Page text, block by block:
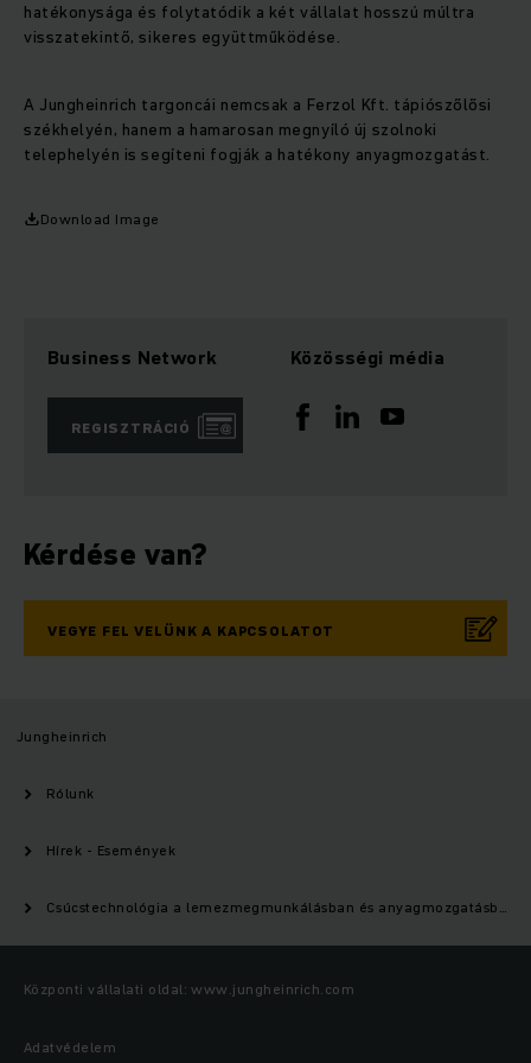
hatékonysága és folytatódik a két vállalat hosszú múltra
visszatekintő, sikeres együttműködése.
A Jungheinrich targoncái nemcsak a Ferzol Kft. tápiószőlősi
székhelyén, hanem a hamarosan megnyíló új szolnoki
telephelyén is segíteni fogják a hatékony anyagmozgatást.
Download Image
Business Network
REGISZTRÁCIÓ
Közösségi média
Kérdése van?
VEGYE FEL VELÜNK A KAPCSOLATOT
Jungheinrich
Rólunk
Hírek - Események
Csúcstechnológia a lemezmegmunkálásban és anyagmozgatásban
Központi vállalati oldal: www.jungheinrich.com
Adatvédelem